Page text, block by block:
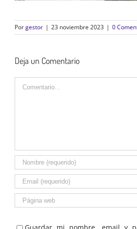
Porgestor | 23 noviembre 2023 | 0
Deja un Comentario